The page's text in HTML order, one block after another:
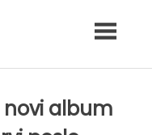
novi album